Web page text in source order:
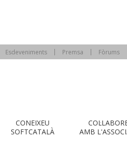
Esdeveniments Premsa Fòrums
CONEIXEU
SOFTCATALÀ
AMB